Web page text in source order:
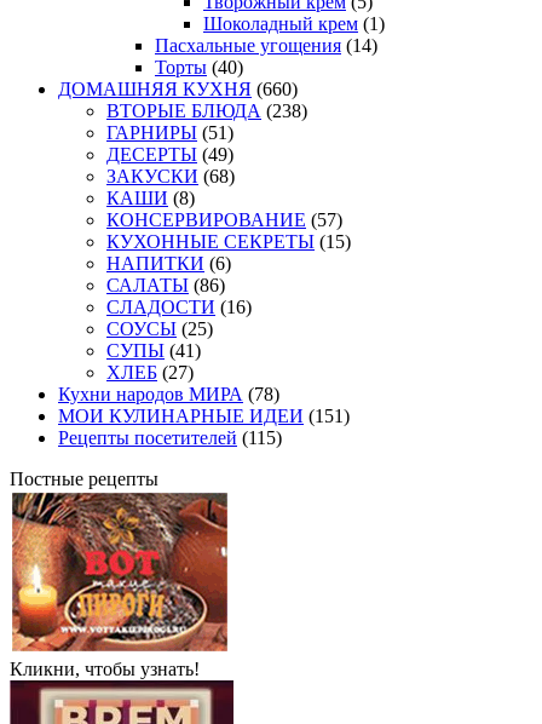
Шоколадный крем (1)
Пасхальные угощения (14)
Торты (40)
ДОМАШНЯЯ КУХНЯ (660)
ВТОРЫЕ БЛЮДА (238)
ГАРНИРЫ (51)
ДЕСЕРТЫ (49)
ЗАКУСКИ (68)
КАШИ (8)
КОНСЕРВИРОВАНИЕ (57)
КУХОННЫЕ СЕКРЕТЫ (15)
НАПИТКИ (6)
САЛАТЫ (86)
СЛАДОСТИ (16)
СОУСЫ (25)
СУПЫ (41)
ХЛЕБ (27)
Кухни народов МИРА (78)
МОИ КУЛИНАРНЫЕ ИДЕИ (151)
Рецепты посетителей (115)
Постные рецепты
Кликни, чтобы узнать!